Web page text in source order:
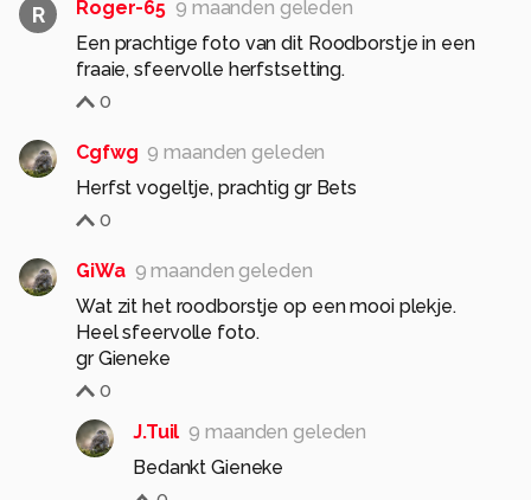
R Roger-65 9 maanden geleden
Een prachtige foto van dit Roodborstje in een
fraaie, sfeervolle herfstsetting.
0
Cgfwg 9 maanden geleden
Herfst vogeltje, prachtig gr Bets
0
GiWa 9 maanden geleden
Wat zit het roodborstje op een mooi plekje.
Heel sfeervolle foto.
gr Gieneke
0
J.Tuil 9 maanden geleden
Bedankt Gieneke